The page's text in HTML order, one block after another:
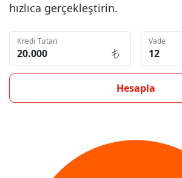
hızlıca gerçekleştirin.
Kredi Tutarı Vade
Hesapla